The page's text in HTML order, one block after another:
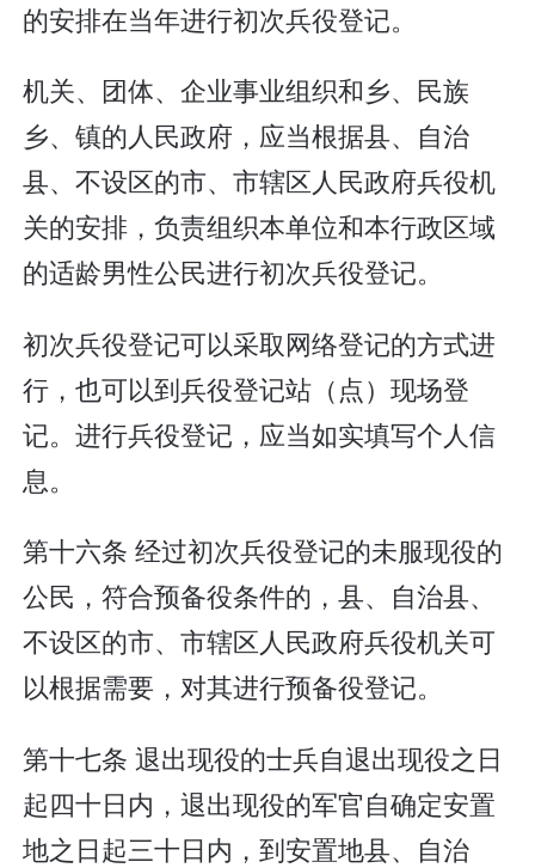
的安排在当年进行初次兵役登记。
机关、团体、企业事业组织和乡、民族
乡、镇的人民政府，应当根据县、自治
县、不设区的市、市辖区人民政府兵役机
关的安排，负责组织本单位和本行政区域
的适龄男性公民进行初次兵役登记。
初次兵役登记可以采取网络登记的方式进
行，也可以到兵役登记站（点）现场登
记。进行兵役登记，应当如实填写个人信
息。
第十六条 经过初次兵役登记的未服现役的
公民，符合预备役条件的，县、自治县、
不设区的市、市辖区人民政府兵役机关可
以根据需要，对其进行预备役登记。
第十七条 退出现役的士兵自退出现役之日
起四十日内，退出现役的军官自确定安置
地之日起三十日内，到安置地县、自治